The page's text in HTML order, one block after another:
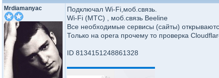
Mrdiamanyac
Подключал Wi-Fi,моб.связь.
Wi-Fi (МТС) , моб.связь Beeline
Все необходимые сервисы (сайты)
Только на opera прочему то проверка
ID 8134151248861328